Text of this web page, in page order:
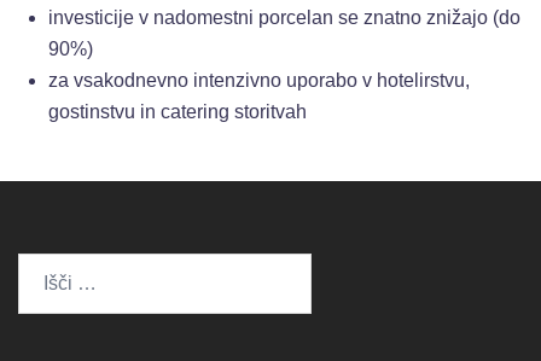
investicije v nadomestni porcelan se znatno znižajo (do
90%)
za vsakodnevno intenzivno uporabo v hotelirstvu,
gostinstvu in catering storitvah